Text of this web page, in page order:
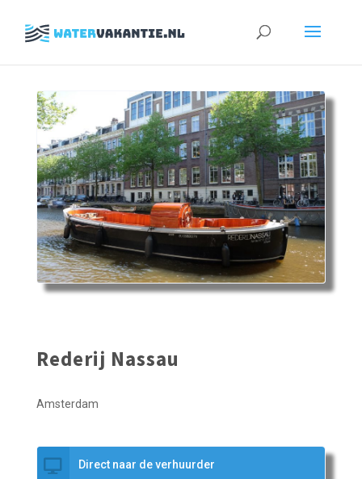
Zoeken
Rederij Nassau
Amsterdam
Direct naar de verhuurder